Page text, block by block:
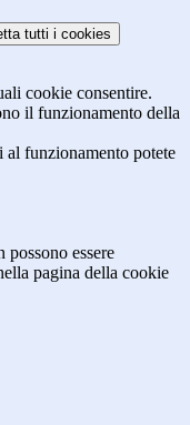
tutti i cookies
cookie consentire.
il funzionamento della
al funzionamento potete
essere
pagina della cookie